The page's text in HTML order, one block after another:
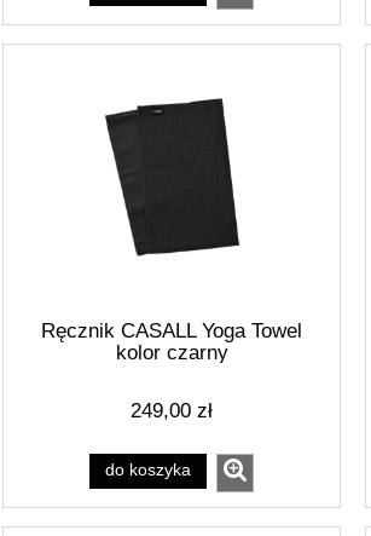
Ręcznik CASALL Yoga Towel
kolor czarny
249,00 zł
do koszyka